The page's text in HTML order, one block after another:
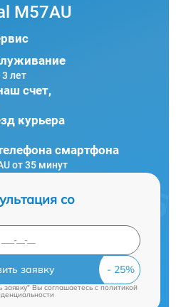
M57AU
лет
счет,
курьера
смартфона
от 35 минут
со
заявку
заявку" Вы соглашаетесь cполитикой